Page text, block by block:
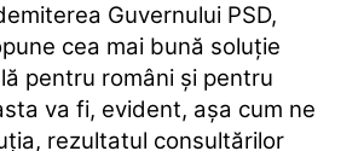
Guvernului PSD,
cea mai bună soluţie
pentru români şi pentru
va fi, evident, aşa cum ne
rezultatul consultărilor